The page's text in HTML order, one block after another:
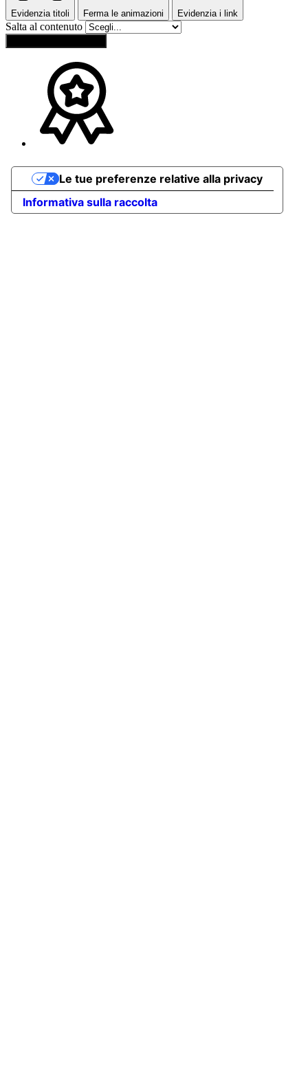
Evidenzia titoli Ferma le animazioni Evidenzia i link
Salta al contenuto
Informativa sulla raccolta
Le tue preferenze relative alla privacy